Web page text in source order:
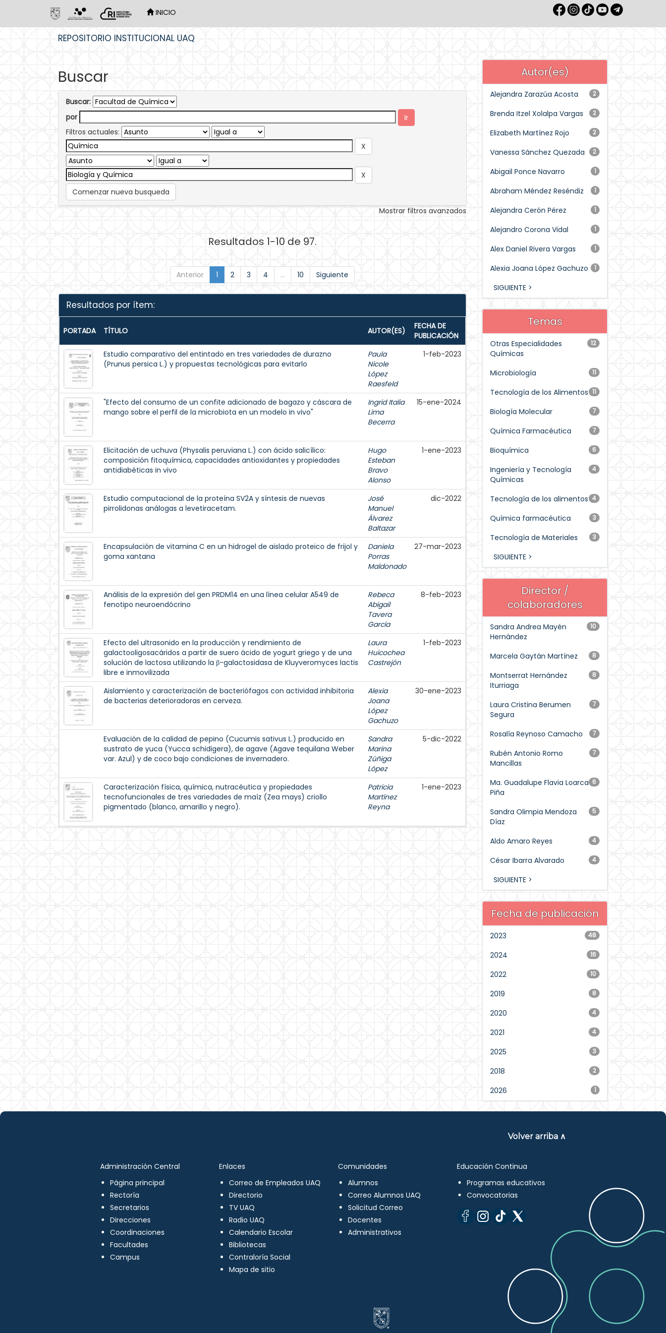
INICIO
REPOSITORIO INSTITUCIONAL UAQ
Buscar
Buscar:
por
Filtros actuales:
Comenzar nueva busqueda
Mostrar filtros avanzados
Resultados 1-10 de 97.
Anterior 1 2 3 4 ... 10 Siguiente
Resultados por ítem:
PORTADA TÍTULO AUTOR(ES)
FECHA DE
PUBLICACIÓN
Estudio comparativo del entintado en tres variedades de durazno
(Prunus persica L.) y propuestas tecnológicas para evitarlo
Paula
Nicole
López
Raesfeld
1-feb-2023
"Efecto del consumo de un confite adicionado de bagazo y cáscara de
mango sobre el perfil de la microbiota en un modelo in vivo"
Ingrid Italia
Lima
Becerra
15-ene-2024
Elicitación de uchuva (Physalis peruviana L.) con ácido salicílico:
composición fitoquímica, capacidades antioxidantes y propiedades
antidiabéticas in vivo
Hugo
Esteban
Bravo
Alonso
1-ene-2023
Estudio computacional de la proteína SV2A y síntesis de nuevas
pirrolidonas análogas a levetiracetam.
José
Manuel
Álvarez
Baltazar
dic-2022
Encapsulación de vitamina C en un hidrogel de aislado proteico de frijol y
goma xantana
Daniela
Porras
Maldonado
27-mar-2023
Análisis de la expresión del gen PRDM14 en una línea celular A549 de
fenotipo neuroendócrino
Rebeca
Abigail
Tavera
García
8-feb-2023
Efecto del ultrasonido en la producción y rendimiento de
galactooligosacáridos a partir de suero ácido de yogurt griego y de una
solución de lactosa utilizando la β-galactosidasa de Kluyveromyces lactis
libre e inmovilizada
Laura
Huicochea
Castrejón
1-feb-2023
Aislamiento y caracterización de bacteriófagos con actividad inhibitoria
de bacterias deterioradoras en cerveza.
Alexia
Joana
López
Gachuzo
30-ene-2023
Evaluación de la calidad de pepino (Cucumis sativus L.) producido en
sustrato de yuca (Yucca schidigera), de agave (Agave tequilana Weber
var. Azul) y de coco bajo condiciones de invernadero.
Sandra
Marina
Zúñiga
López
5-dic-2022
Caracterización física, química, nutracéutica y propiedades
tecnofuncionales de tres variedades de maíz (Zea mays) criollo
pigmentado (blanco, amarillo y negro).
Patricia
Martínez
Reyna
1-ene-2023
Autor(es)
2
Alejandra Zarazúa Acosta
2
Brenda Itzel Xolalpa Vargas
2
Elizabeth Martínez Rojo
2
Vanessa Sánchez Quezada
1
Abigail Ponce Navarro
1
Abraham Méndez Reséndiz
1
Alejandra Cerón Pérez
1
Alejandro Corona Vidal
1
Alex Daniel Rivera Vargas
1
Alexia Joana López Gachuzo
SIGUIENTE >
Temas
12
Otras Especialidades
Químicas
11
Microbiología
11
Tecnología de los Alimentos
7
Biología Molecular
7
Química Farmacéutica
6
Bioquímica
4
Ingeniería y Tecnología
Químicas
4
Tecnología de los alimentos
3
Química farmacéutica
3
Tecnología de Materiales
SIGUIENTE >
Director /
colaboradores
10
Sandra Andrea Mayén
Hernández
8
Marcela Gaytán Martínez
8
Montserrat Hernández
Iturriaga
7
Laura Cristina Berumen
Segura
7
Rosalía Reynoso Camacho
7
Rubén Antonio Romo
Mancillas
6
Ma. Guadalupe Flavia Loarca
Piña
5
Sandra Olimpia Mendoza
Díaz
4
Aldo Amaro Reyes
4
César Ibarra Alvarado
SIGUIENTE >
Fecha de publicación
48
2023
16
2024
10
2022
8
2019
4
2020
4
2021
3
2025
2
2018
1
2026
Volver arriba ∧
Administración Central
Página principal
Rectoría
Secretarios
Direcciones
Coordinaciones
Facultades
Campus
Enlaces
Correo de Empleados UAQ
Directorio
TV UAQ
Radio UAQ
Calendario Escolar
Bibliotecas
Contraloría Social
Mapa de sitio
Comunidades
Alumnos
Correo Alumnos UAQ
Solicitud Correo
Docentes
Administrativos
Educación Continua
Programas educativos
Convocatorias